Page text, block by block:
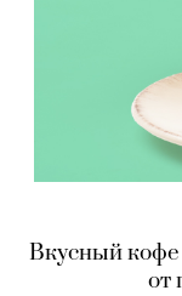
Вкусный
от